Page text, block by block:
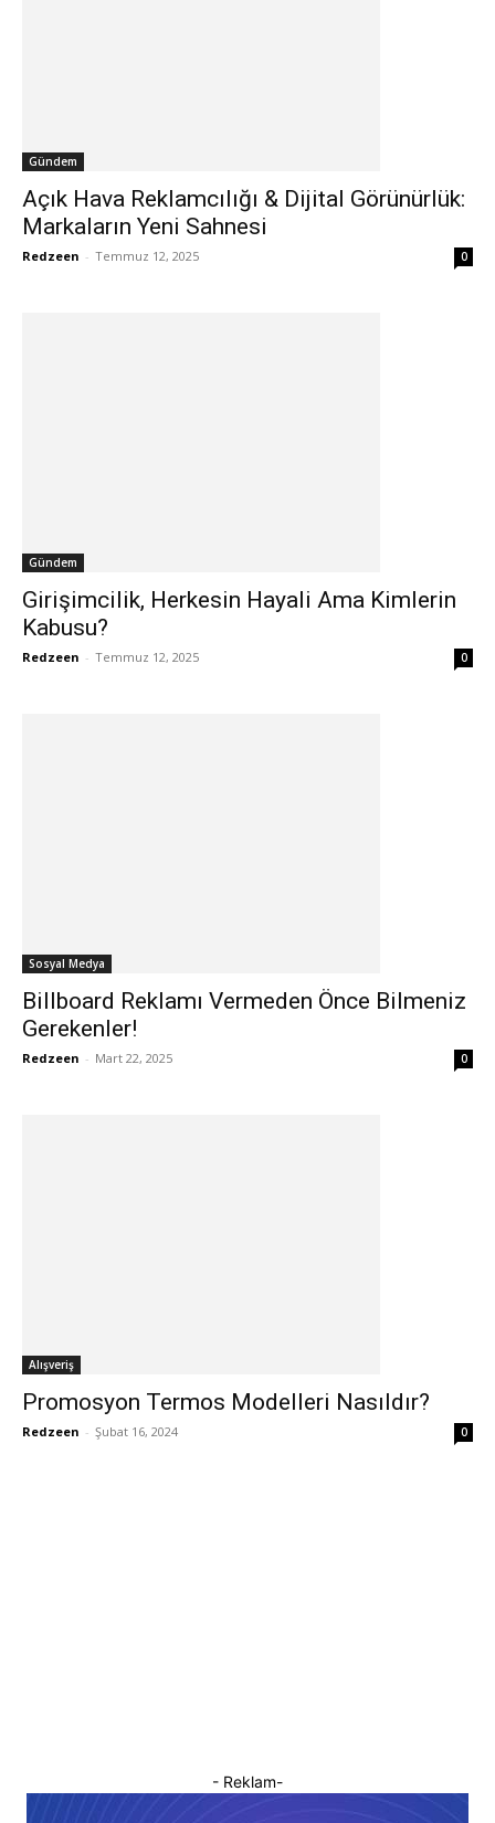
Gündem
Açık Hava Reklamcılığı & Dijital Görünürlük:
Markaların Yeni Sahnesi
Redzeen - Temmuz 12, 2025 0
Gündem
Girişimcilik, Herkesin Hayali Ama Kimlerin
Kabusu?
Redzeen - Temmuz 12, 2025 0
Sosyal Medya
Billboard Reklamı Vermeden Önce Bilmeniz
Gerekenler!
Redzeen - Mart 22, 2025 0
Alışveriş
Promosyon Termos Modelleri Nasıldır?
Redzeen - Şubat 16, 2024 0
- Reklam-